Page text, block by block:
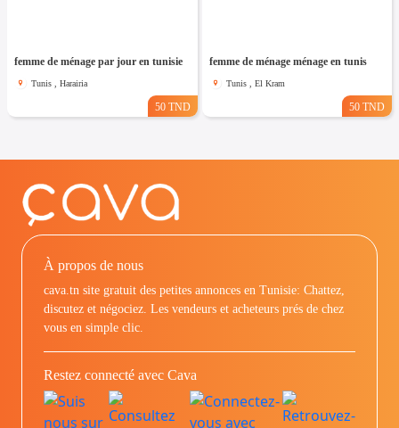
femme de ménage par jour en tunisie
Tunis , Harairia
50 TND
femme de ménage ménage en tunis
Tunis , El Kram
50 TND
À propos de nous
cava.tn site gratuit des petites annonces en Tunisie: Chattez,
discutez et négociez. Les vendeurs et acheteurs prés de chez
vous en simple clic.
Restez connecté avec Cava